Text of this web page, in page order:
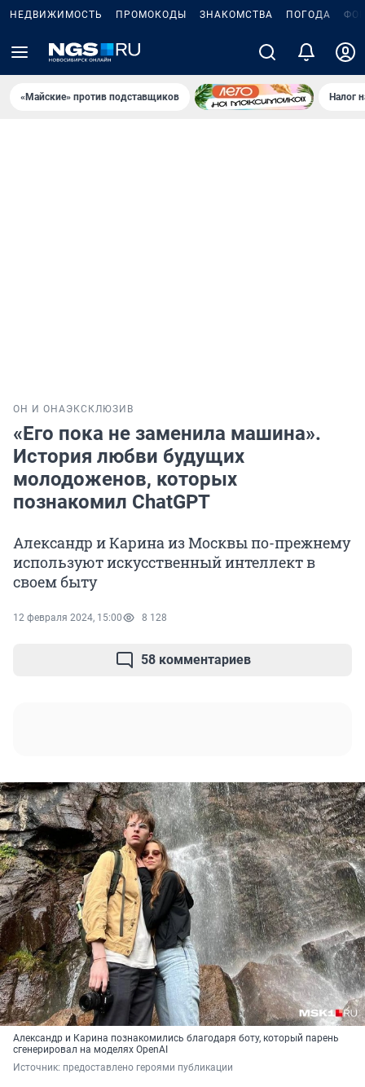
НЕДВИЖИМОСТЬ ПРОМОКОДЫ ЗНАКОМСТВА ПОГОДА
«Майские» против подставщиков Налог
ОН И ОНАЭКСКЛЮЗИВ
«Его пока не заменила машина».
История любви будущих
молодоженов, которых
познакомил ChatGPT
Александр и Карина из Москвы по-прежнему
используют искусственный интеллект в
своем быту
12 февраля 2024, 15:00 8 128
58 комментариев
Александр и Карина познакомились благодаря боту, который парень
сгенерировал на моделях OpenAI
Источник: предоставлено героями публикации